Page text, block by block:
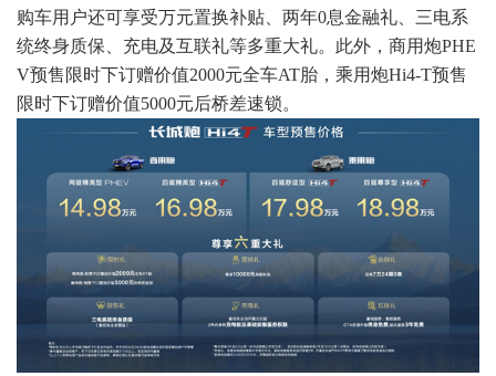
购车用户还可享受万元置换补贴、两年0息金融礼、三电系
统终身质保、充电及互联礼等多重大礼。此外，商用炮PHE
V预售限时下订赠价值2000元全车AT胎，乘用炮Hi4-T预售
限时下订赠价值5000元后桥差速锁。